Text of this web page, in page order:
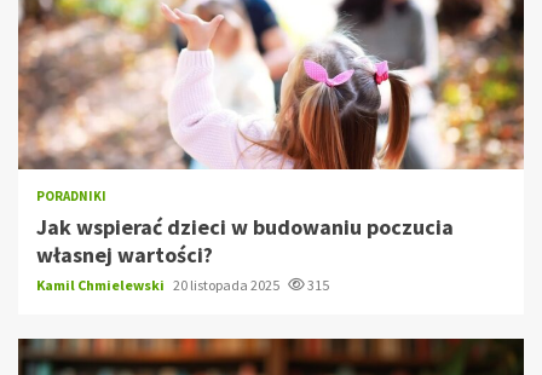
PORADNIKI
Jak wspierać dzieci w budowaniu poczucia
własnej wartości?
Kamil Chmielewski 20 listopada 2025 315